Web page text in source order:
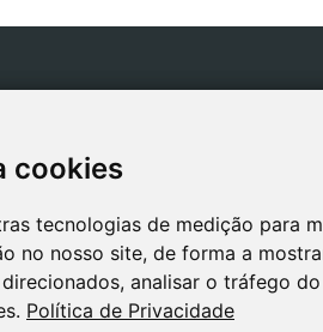
cookies
tecnologias de medição para
no nosso site, de forma a
analisar o tráfego
Política de Privacidade
cookies
tecnologias de medição para
no nosso site, de forma a
analisar o tráfego
Política de Privacidade
de Cookies
de
Legal
Madrid
+34 918 459
Segunda a